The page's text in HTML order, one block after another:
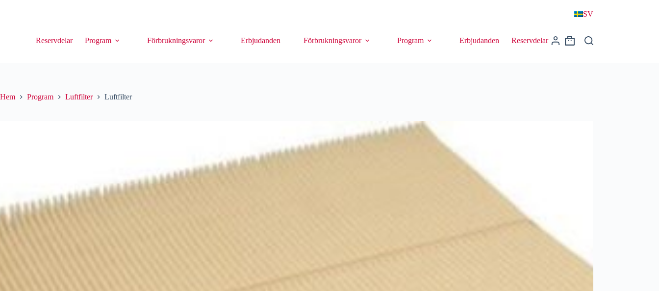
SV
Reservdelar Program Förbrukningsvaror Erbjudanden Förbrukningsvaror Program Erbjudanden Reservdelar
Hem Program Luftfilter Luftfilter